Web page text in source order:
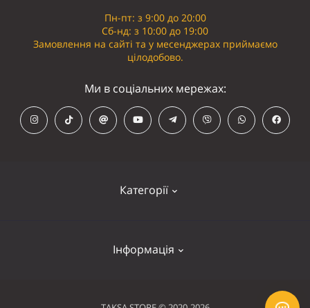
Категорії
Інформація
Пн-пт: з 9:00 до 20:00
Сб-нд: з 10:00 до 19:00
Замовлення на сайті та у месенджерах приймаємо
цілодобово.
Ми в соціальних мережах: